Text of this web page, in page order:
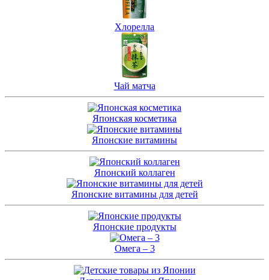
Хлорелла
Чай матча
Японская косметика
Японские витамины
Японский коллаген
Японские витамины для детей
Японские продукты
Омега – 3